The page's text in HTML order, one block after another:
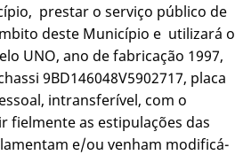
prestar o serviço público de
deste Município e utilizará o
UNO, ano de fabricação 1997,
9BD146048V5902717, placa
intransferível, com o
fielmente as estipulações das
e/ou venham modificá-